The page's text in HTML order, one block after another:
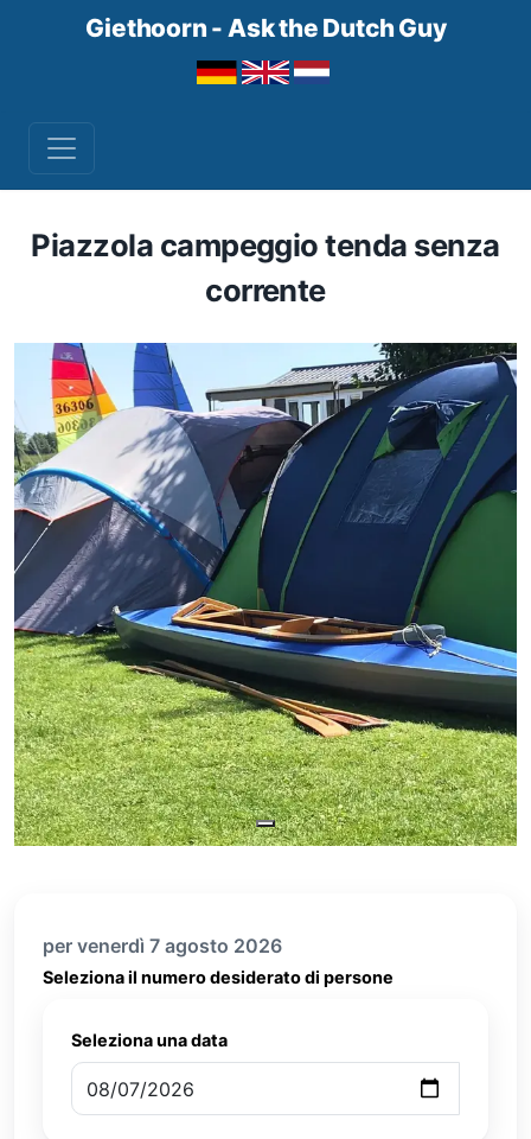
Giethoorn - Ask the Dutch Guy
Piazzola campeggio tenda senza
corrente
per venerdì 7 agosto 2026
Seleziona il numero desiderato di persone
Seleziona una data